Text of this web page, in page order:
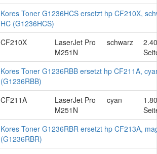
Kores Toner G1236HCS ersetzt hp CF210X,
HC (G1236HCS)
CF210X
LaserJet Pro
M251N
schwarz
Kores Toner G1236RBB ersetzt hp CF211A,
(G1236RBB)
CF211A
LaserJet Pro
M251N
cyan
Kores Toner G1236RBR ersetzt hp CF213A,
(G1236RBR)